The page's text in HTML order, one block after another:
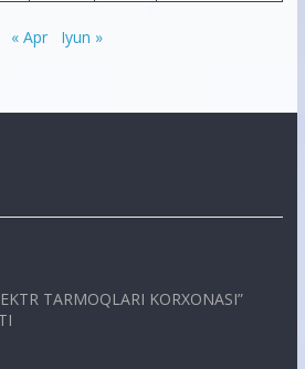
« Apr Iyun »
TARMOQLARI KORXONASI”